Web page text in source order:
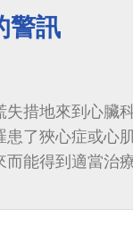
警訊
措地來到心臟
患了狹心症或心
能得到適當治